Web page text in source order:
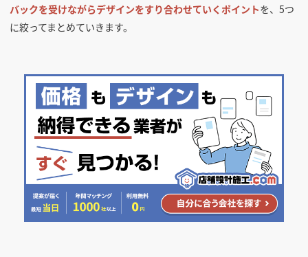
バックを受けながらデザインをすり合わせていくポイントを、5つ
に絞ってまとめていきます。